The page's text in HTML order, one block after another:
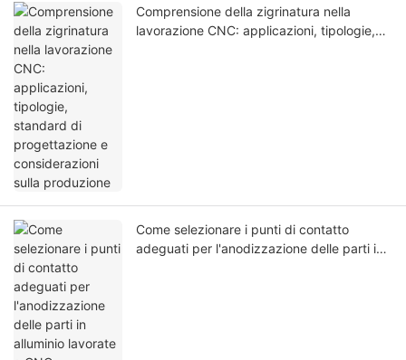
Comprensione della zigrinatura nella
lavorazione CNC: applicazioni, tipologie,
Come selezionare i punti di contatto
adeguati per l'anodizzazione delle parti in